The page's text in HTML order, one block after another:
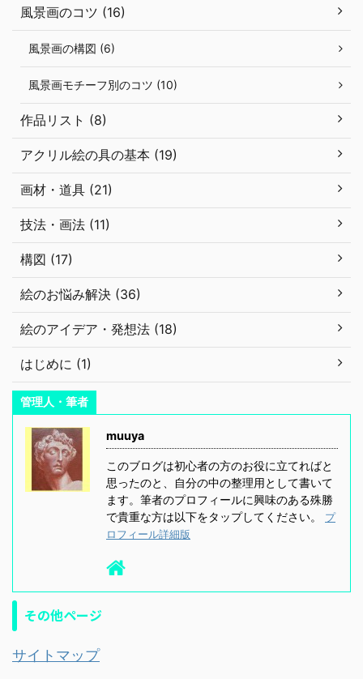
風景画のコツ (16)
風景画の構図 (6)
風景画モチーフ別のコツ (10)
作品リスト (8)
アクリル絵の具の基本 (19)
画材・道具 (21)
技法・画法 (11)
構図 (17)
絵のお悩み解決 (36)
絵のアイデア・発想法 (18)
はじめに (1)
管理人・筆者
muuya
このブログは初心者の方のお役に立てればと
思ったのと、自分の中の整理用として書いて
ます。筆者のプロフィールに興味のある殊勝
で貴重な方は以下をタップしてください。 プ
ロフィール詳細版
その他ページ
サイトマップ